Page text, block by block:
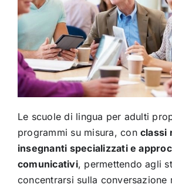
Le scuole di lingua per adulti
programmi su misura, con classi
insegnanti specializzati e
comunicativi, permettendo agli
concentrarsi sulla conversazione